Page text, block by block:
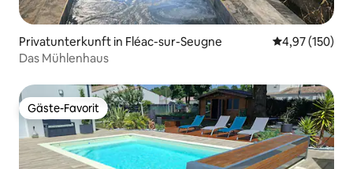
Privatunterkunft in Fléac-sur-Seugne
4,97 (150)
Das Mühlenhaus
Gäste-Favorit
Gäste-Favorit